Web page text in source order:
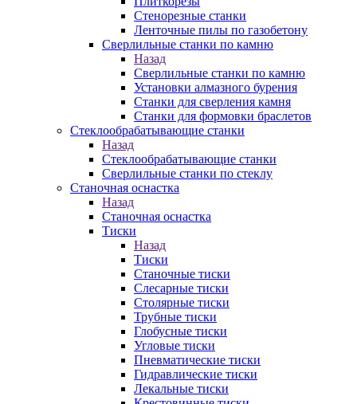
Стенорезные станки
Ленточные пилы по газобетону
Сверлильные станки по камню
Назад
Сверлильные станки по камню
Установки алмазного бурения
Станки для сверления камня
Станки для формовки браслетов
Стеклообрабатывающие станки
Назад
Стеклообрабатывающие станки
Сверлильные станки по стеклу
Станочная оснастка
Назад
Станочная оснастка
Тиски
Назад
Тиски
Станочные тиски
Слесарные тиски
Столярные тиски
Трубные тиски
Глобусные тиски
Угловые тиски
Пневматические тиски
Гидравлические тиски
Лекальные тиски